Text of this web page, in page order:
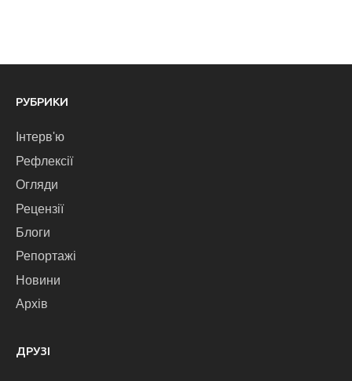
РУБРИКИ
Інтерв'ю
Рефлексії
Огляди
Рецензії
Блоги
Репортажі
Новини
Архів
ДРУЗІ